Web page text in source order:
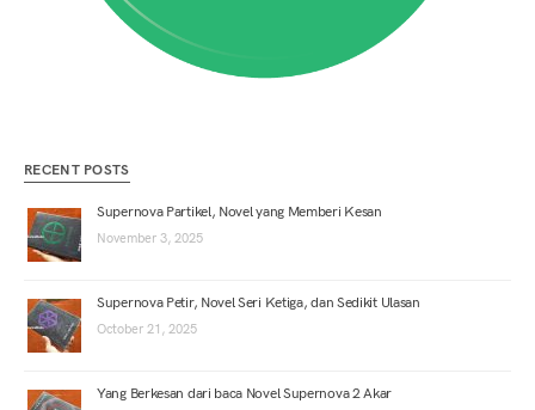
RECENT POSTS
Supernova Partikel, Novel yang Memberi Kesan
November 3, 2025
Supernova Petir, Novel Seri Ketiga, dan Sedikit Ulasan
October 21, 2025
Yang Berkesan dari baca Novel Supernova 2 Akar